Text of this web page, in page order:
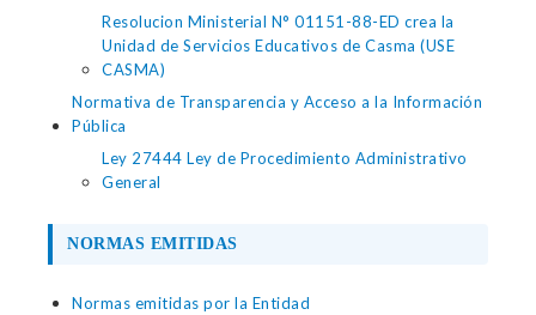
Resolucion Ministerial N° 01151-88-ED crea la
Unidad de Servicios Educativos de Casma (USE
CASMA)
Normativa de Transparencia y Acceso a la Información
Pública
Ley 27444 Ley de Procedimiento Administrativo
General
NORMAS EMITIDAS
Normas emitidas por la Entidad